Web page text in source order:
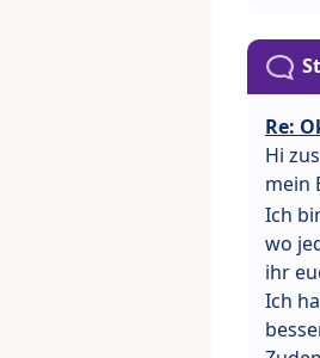
Re:
Hi
mein
Ich
wo
ihr
Ich